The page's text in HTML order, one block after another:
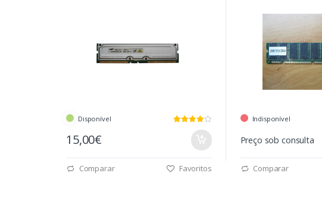
Disponível
15,00€
Comparar Favoritos
Indisponível
Preço sob consulta
Comparar